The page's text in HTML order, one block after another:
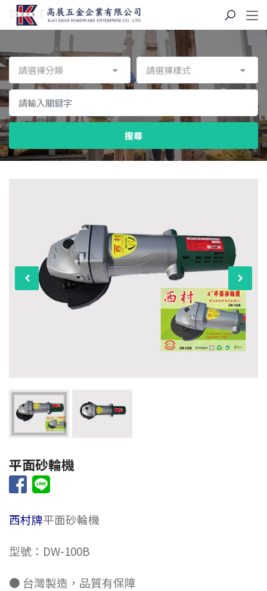
請選擇分類 請選擇樣式
搜尋
平面砂輪機
西村牌平面砂輪機
型號：DW-100B
● 台灣製造，品質有保障